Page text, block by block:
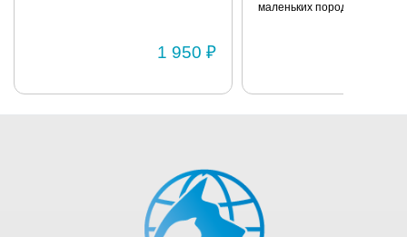
1 950 ₽
маленьких пород для